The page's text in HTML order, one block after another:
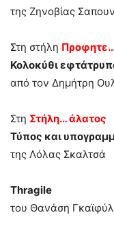
της Ζηνοβίας
Στη στήλη
Κολοκύθι
από τον Δημήτρη
Στη Στήλη… άλατος
Τύπος και
της Λόλας Σκαλτσά
Thragile
του Θανάση